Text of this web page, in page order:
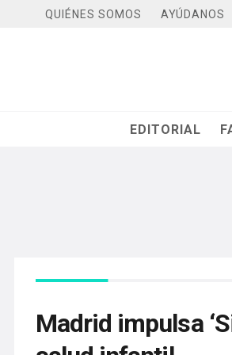
QUIÉNES SOMOS AYÚDANOS
EDITORIAL
Madrid impulsa